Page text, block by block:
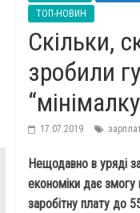
ТОП-НОВИН
Скільки,
зробили
17.07.2019
Нещодавно в уряді
економіки дає змогу
заробітну плату до